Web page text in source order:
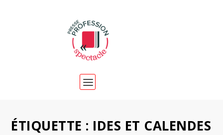
ÉTIQUETTE : IDES ET CALENDES